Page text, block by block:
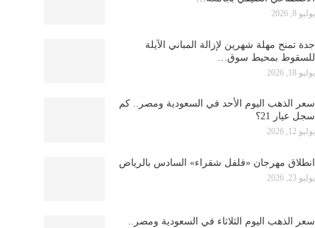
يوليو 8, 2026
جدة تمنح مهلة شهرين لإزالة المباني الآيلة
للسقوط بمحيط سوق…
يوليو 18, 2026
سعر الذهب اليوم الأحد في السعودية ومصر.. كم
سجل عيار 21؟
يوليو 12, 2026
انطلاق مهرجان «فلفل شقراء» السادس بالرياض
يوليو 23, 2026
سعر الذهب اليوم الثلاثاء في السعودية ومصر..